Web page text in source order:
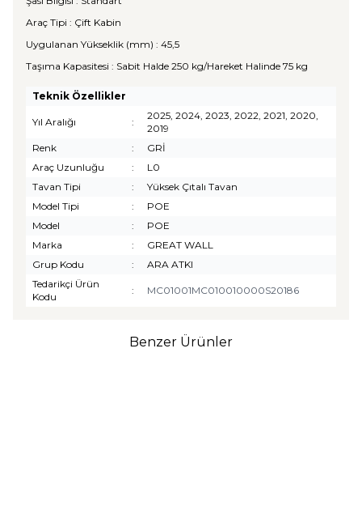
Araç Tipi : Çift Kabin
Uygulanan Yükseklik (mm) : 45,5
Taşıma Kapasitesi : Sabit Halde 250 kg/Hareket Halinde 75 kg
Teknik Özellikler
Yıl Aralığı :
2025, 2024, 2023, 2022, 2021, 2020,
2019
Renk
:
GRİ
Araç Uzunluğu
:
L0
Tavan Tipi
:
Yüksek Çıtalı Tavan
Model Tipi
:
POE
Model
:
POE
Marka
:
GREAT WALL
Grup Kodu
:
ARA ATKI
Tedarikçi Ürün
Kodu
: MC01001MC010010000S20186
Benzer Ürünler